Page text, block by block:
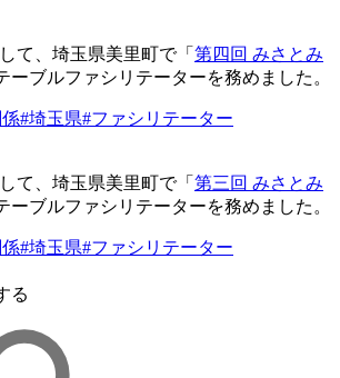
て、埼玉県美里町で「 第四回 みさとみ
ーブルファシリテーターを務めました。
#埼玉県#ファシリテーター
て、埼玉県美里町で「 第三回 みさとみ
ーブルファシリテーターを務めました。
#埼玉県#ファシリテーター
る